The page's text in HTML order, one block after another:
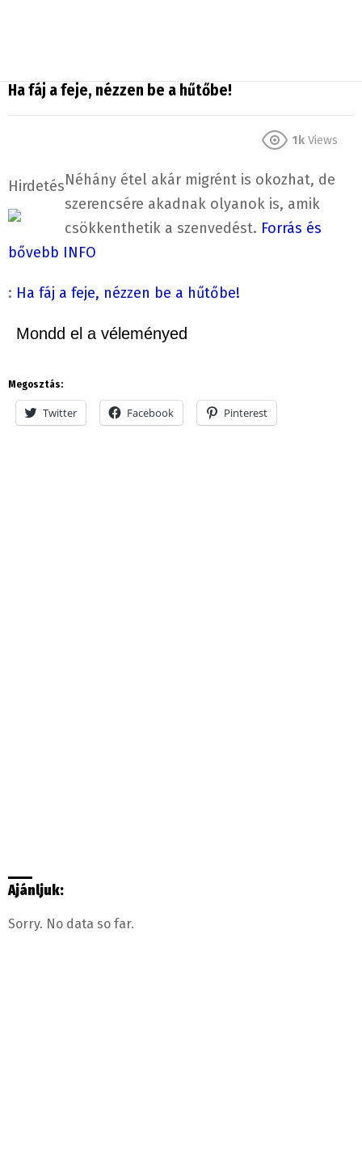
Ha fáj a feje, nézzen be a hűtőbe!
1k Views
HirdetésNéhány étel akár migrént is okozhat, de
szerencsére akadnak olyanok is, amik
csökkenthetik a szenvedést. Forrás és
bővebb INFO
: Ha fáj a feje, nézzen be a hűtőbe!
Mondd el a véleményed
Megosztás:
Twitter Facebook Pinterest
Ajánljuk:
Sorry. No data so far.